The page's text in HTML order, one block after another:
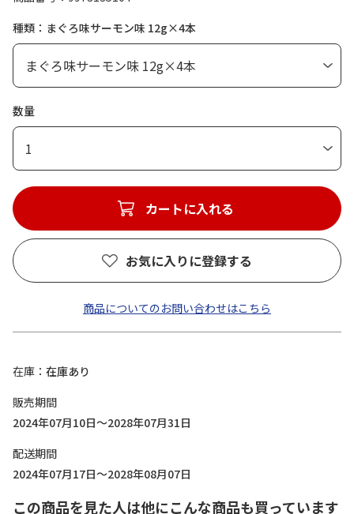
種類：まぐろ味サーモン味 12g×4本
数量
1
カートに入れる
お気に入りに登録する
商品についてのお問い合わせはこちら
在庫
在庫あり
販売期間
2024年07月10日～2028年07月31日
配送期間
2024年07月17日～2028年08月07日
この商品を見た人は他にこんな商品も買っています